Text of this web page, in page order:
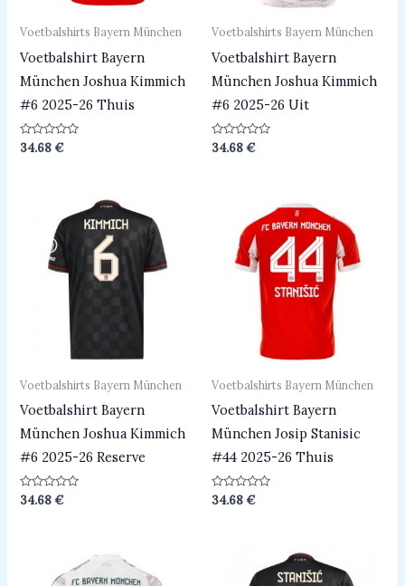
Voetbalshirts Bayern München
Voetbalshirt Bayern
München Joshua Kimmich
#6 2025-26 Thuis
Beoordeeld
0
34.68€
Voetbalshirts Bayern München
Voetbalshirt Bayern
München Joshua Kimmich
#6 2025-26 Uit
Beoordeeld
0
34.68€
Voetbalshirts Bayern München
Voetbalshirt Bayern
München Joshua Kimmich
#6 2025-26 Reserve
Beoordeeld
34.68€
Voetbalshirts Bayern München
Voetbalshirt Bayern
München Josip Stanisic
#44 2025-26 Thuis
Beoordeeld
34.68€